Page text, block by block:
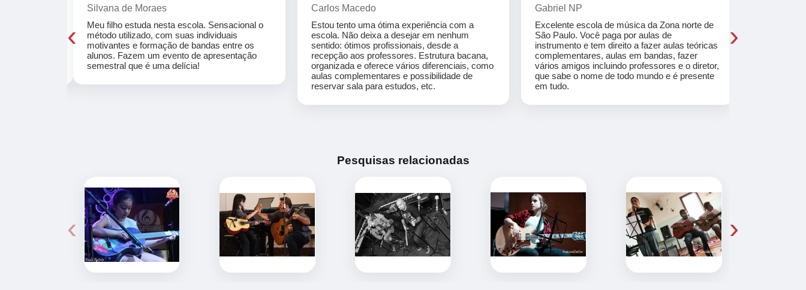
Silvana de Moraes
Meu filho estuda nesta escola. Sensacional o
método utilizado, com suas individuais
motivantes e formação de bandas entre os
alunos. Fazem um evento de apresentação
semestral que é uma delícia!
Carlos Macedo
Estou tento uma ótima experiência com a
escola. Não deixa a desejar em nenhum
sentido: ótimos profissionais, desde a
recepção aos professores. Estrutura bacana,
organizada e oferece vários diferenciais, como
aulas complementares e possibilidade de
reservar sala para estudos, etc.
Gabriel NP
Excelente escola de música da Zona norte de
São Paulo. Você paga por aulas de
instrumento e tem direito a fazer aulas teóricas
complementares, aulas em bandas, fazer
vários amigos incluindo professores e o diretor,
que sabe o nome de todo mundo e é presente
em tudo.
‹ ›
Pesquisas relacionadas
‹ ›